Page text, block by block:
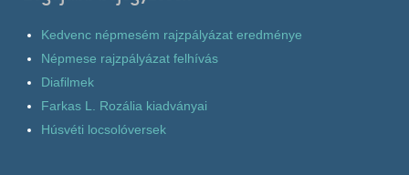
Kedvenc népmesém rajzpályázat eredménye
Népmese rajzpályázat felhívás
Diafilmek
Farkas L. Rozália kiadványai
Húsvéti locsolóversek